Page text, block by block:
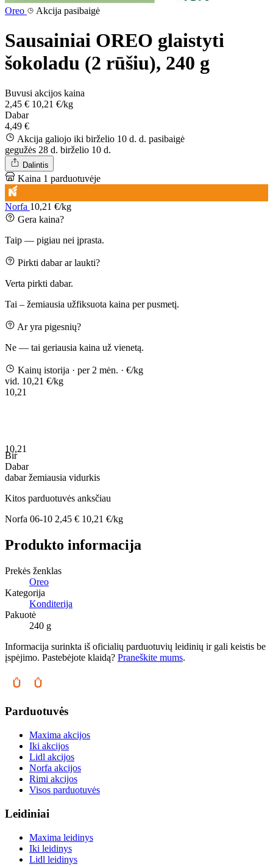
Oreo Akcija pasibaigė
Sausainiai OREO glaistyti
šokoladu (2 rūšiu), 240 g
Buvusi akcijos kaina
2,45 € 10,21 €/kg
Dabar
4,49 €
Akcija galiojo iki birželio 10 d. d. pasibaigė
gegužės 28 d. birželio 10 d.
Dalintis
Kaina 1 parduotuvėje
Norfa 10,21 €/kg
Gera kaina?
Taip — pigiau nei įprasta.
Pirkti dabar ar laukti?
Verta pirkti dabar.
Tai – žemiausia užfiksuota kaina per pusmetį.
Ar yra pigesnių?
Ne — tai geriausia kaina už vienetą.
Kainų istorija · per 2 mėn. · €/kg
vid. 10,21 €/kg
10,21
10,21
Bir
Dabar
dabaržemiausia vidurkis
Kitos parduotuvės anksčiau
Norfa 06-10 2,45 € 10,21 €/kg
Produkto informacija
Prekės ženklas
Oreo
Kategorija
Konditerija
Pakuotė
240 g
Informacija surinkta iš oficialių parduotuvių leidinių ir gali keistis be
įspėjimo. Pastebėjote klaidą? Praneškite mums.
Parduotuvės
Maxima akcijos
Iki akcijos
Lidl akcijos
Norfa akcijos
Rimi akcijos
Visos parduotuvės
Leidiniai
Maxima leidinys
Iki leidinys
Lidl leidinys